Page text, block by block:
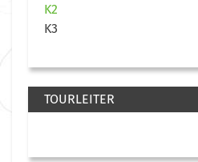
K2
K3
TOURLEITER